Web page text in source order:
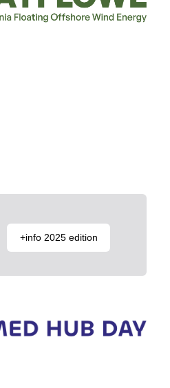
+info 2025 edition